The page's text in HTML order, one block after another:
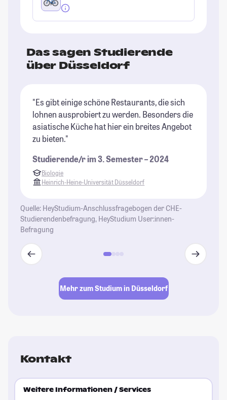
Das sagen Studierende
über Düsseldorf
"Es gibt einige schöne Restaurants, die sich
lohnen ausprobiert zu werden. Besonders die
asiatische Küche hat hier ein breites Angebot
zu bieten."
Studierende/r im 3. Semester – 2024
Biologie
Heinrich-Heine-Universität Düsseldorf
Quelle: HeyStudium-Anschlussfragebogen der CHE-
Studierendenbefragung, HeyStudium User:innen-
Befragung
Mehr zum Studium in Düsseldorf
Kontakt
Weitere Informationen / Services